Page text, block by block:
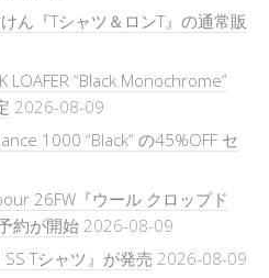
けん『Tシャツ＆ロンT』の通常販
LOAFER “Black Monochrome”
2026-08-09
1000 “Black” の45%OFF セ
26FW『ウール クロップド
約が開始 2026-08-09
Tシャツ』が発売 2026-08-09